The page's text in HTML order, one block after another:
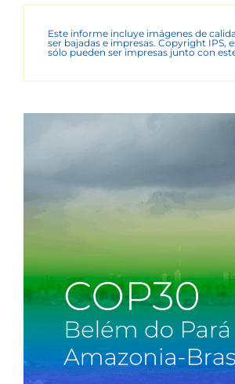
Este informe incluye imágenes de
ser bajadas e impresas. Copyright IPS,
sólo pueden ser impresas junto con